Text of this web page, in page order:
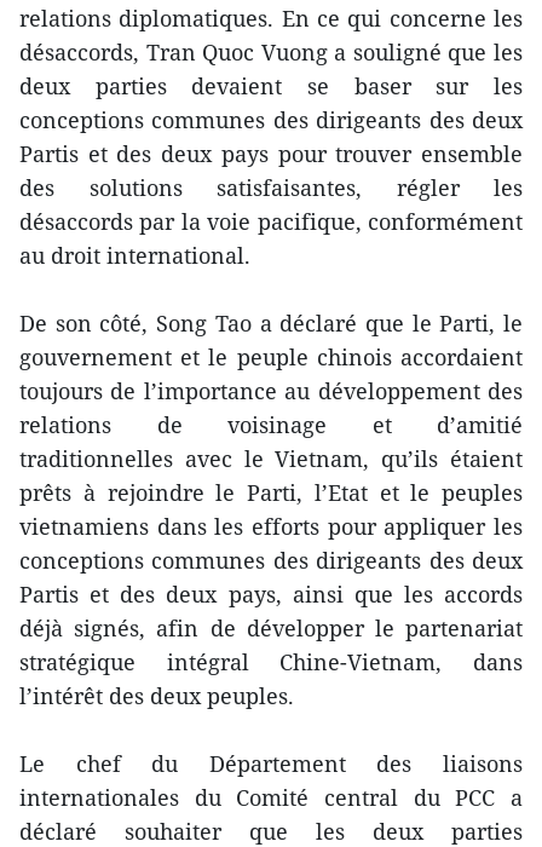
relations diplomatiques. En ce qui concerne les
désaccords, Tran Quoc Vuong a souligné que les
deux parties devaient se baser sur les
conceptions communes des dirigeants des deux
Partis et des deux pays pour trouver ensemble
des solutions satisfaisantes, régler les
désaccords par la voie pacifique, conformément
au droit international.
De son côté, Song Tao a déclaré que le Parti, le
gouvernement et le peuple chinois accordaient
toujours de l’importance au développement des
relations de voisinage et d’amitié
traditionnelles avec le Vietnam, qu’ils étaient
prêts à rejoindre le Parti, l’Etat et le peuples
vietnamiens dans les efforts pour appliquer les
conceptions communes des dirigeants des deux
Partis et des deux pays, ainsi que les accords
déjà signés, afin de développer le partenariat
stratégique intégral Chine-Vietnam, dans
l’intérêt des deux peuples.
Le chef du Département des liaisons
internationales du Comité central du PCC a
déclaré souhaiter que les deux parties